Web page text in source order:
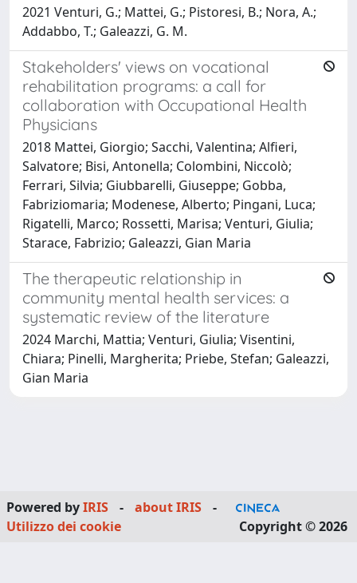
2021 Venturi, G.; Mattei, G.; Pistoresi, B.; Nora, A.;
Addabbo, T.; Galeazzi, G. M.
Stakeholders' views on vocational
rehabilitation programs: a call for
collaboration with Occupational Health
Physicians
2018 Mattei, Giorgio; Sacchi, Valentina; Alfieri,
Salvatore; Bisi, Antonella; Colombini, Niccolò;
Ferrari, Silvia; Giubbarelli, Giuseppe; Gobba,
Fabriziomaria; Modenese, Alberto; Pingani, Luca;
Rigatelli, Marco; Rossetti, Marisa; Venturi, Giulia;
Starace, Fabrizio; Galeazzi, Gian Maria
The therapeutic relationship in
community mental health services: a
systematic review of the literature
2024 Marchi, Mattia; Venturi, Giulia; Visentini,
Chiara; Pinelli, Margherita; Priebe, Stefan; Galeazzi,
Gian Maria
Powered byIRIS - about IRIS
-
Utilizzo dei cookie
Copyright © 2026